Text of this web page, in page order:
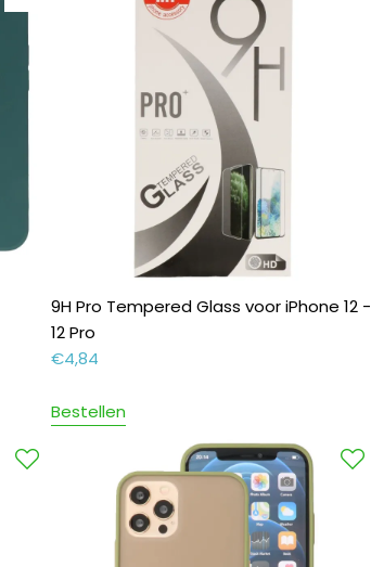
9H Pro Tempered Glass voor iPhone 12 -
12 Pro
€4,84
Bestellen